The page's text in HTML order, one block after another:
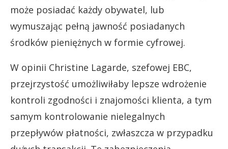
może posiadać każdy obywatel, lub
wymuszając pełną jawność posiadanych
środków pieniężnych w formie cyfrowej.
W opinii Christine Lagarde, szefowej EBC,
przejrzystość umożliwiłaby lepsze wdrożenie
kontroli zgodności i znajomości klienta, a tym
samym kontrolowanie nielegalnych
przepływów płatności, zwłaszcza w przypadku